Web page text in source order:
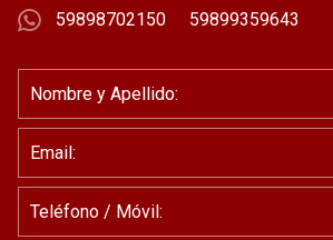
59898702150
59899359643